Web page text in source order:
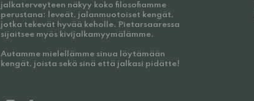
jalkaterveyteen näkyy koko filosofiamme
perustana: leveät, jalanmuotoiset kengät,
jotka tekevät hyvää keholle. Pietarsaaressa
sijaitsee myös kivijalkamyymälämme.
Autamme mielellämme sinua löytämään
kengät, joista sekä sinä että jalkasi pidätte!